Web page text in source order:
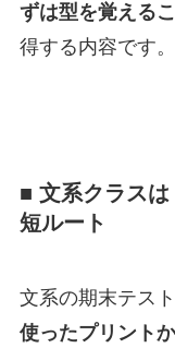
ずは型を覚える
得する内容です。
■ 文系クラス
短ルート
文系の期末テス
使ったプリント